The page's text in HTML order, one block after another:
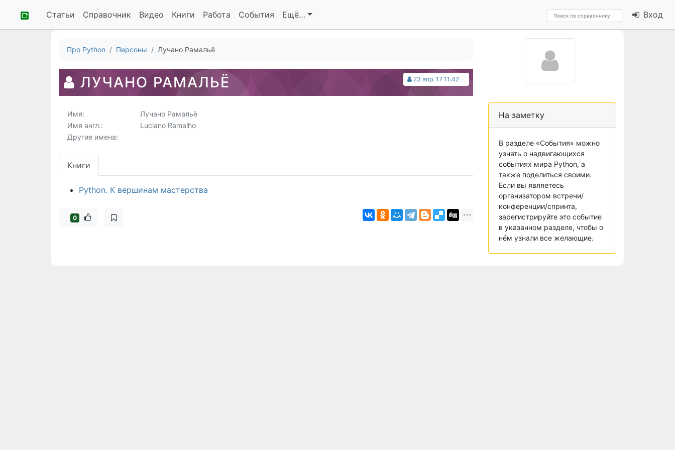
Статьи Справочник Видео Книги Работа События Ещё… Вход
Про Python Персоны Лучано Рамальё
23 апр. 17 11:42
ЛУЧАНО РАМАЛЬЁ
Имя:
Лучано Рамальё
Имя англ.:
Luciano Ramalho
Другие имена:
Книги
Python. К вершинам мастерства
0
На заметку
В разделе «События» можно
узнать о надвигающихся
событиях мира Python, а
также поделиться своими.
Если вы являетесь
организатором встречи/
конференции/спринта,
зарегистрируйте это событие
в указанном разделе, чтобы о
нём узнали все желающие.